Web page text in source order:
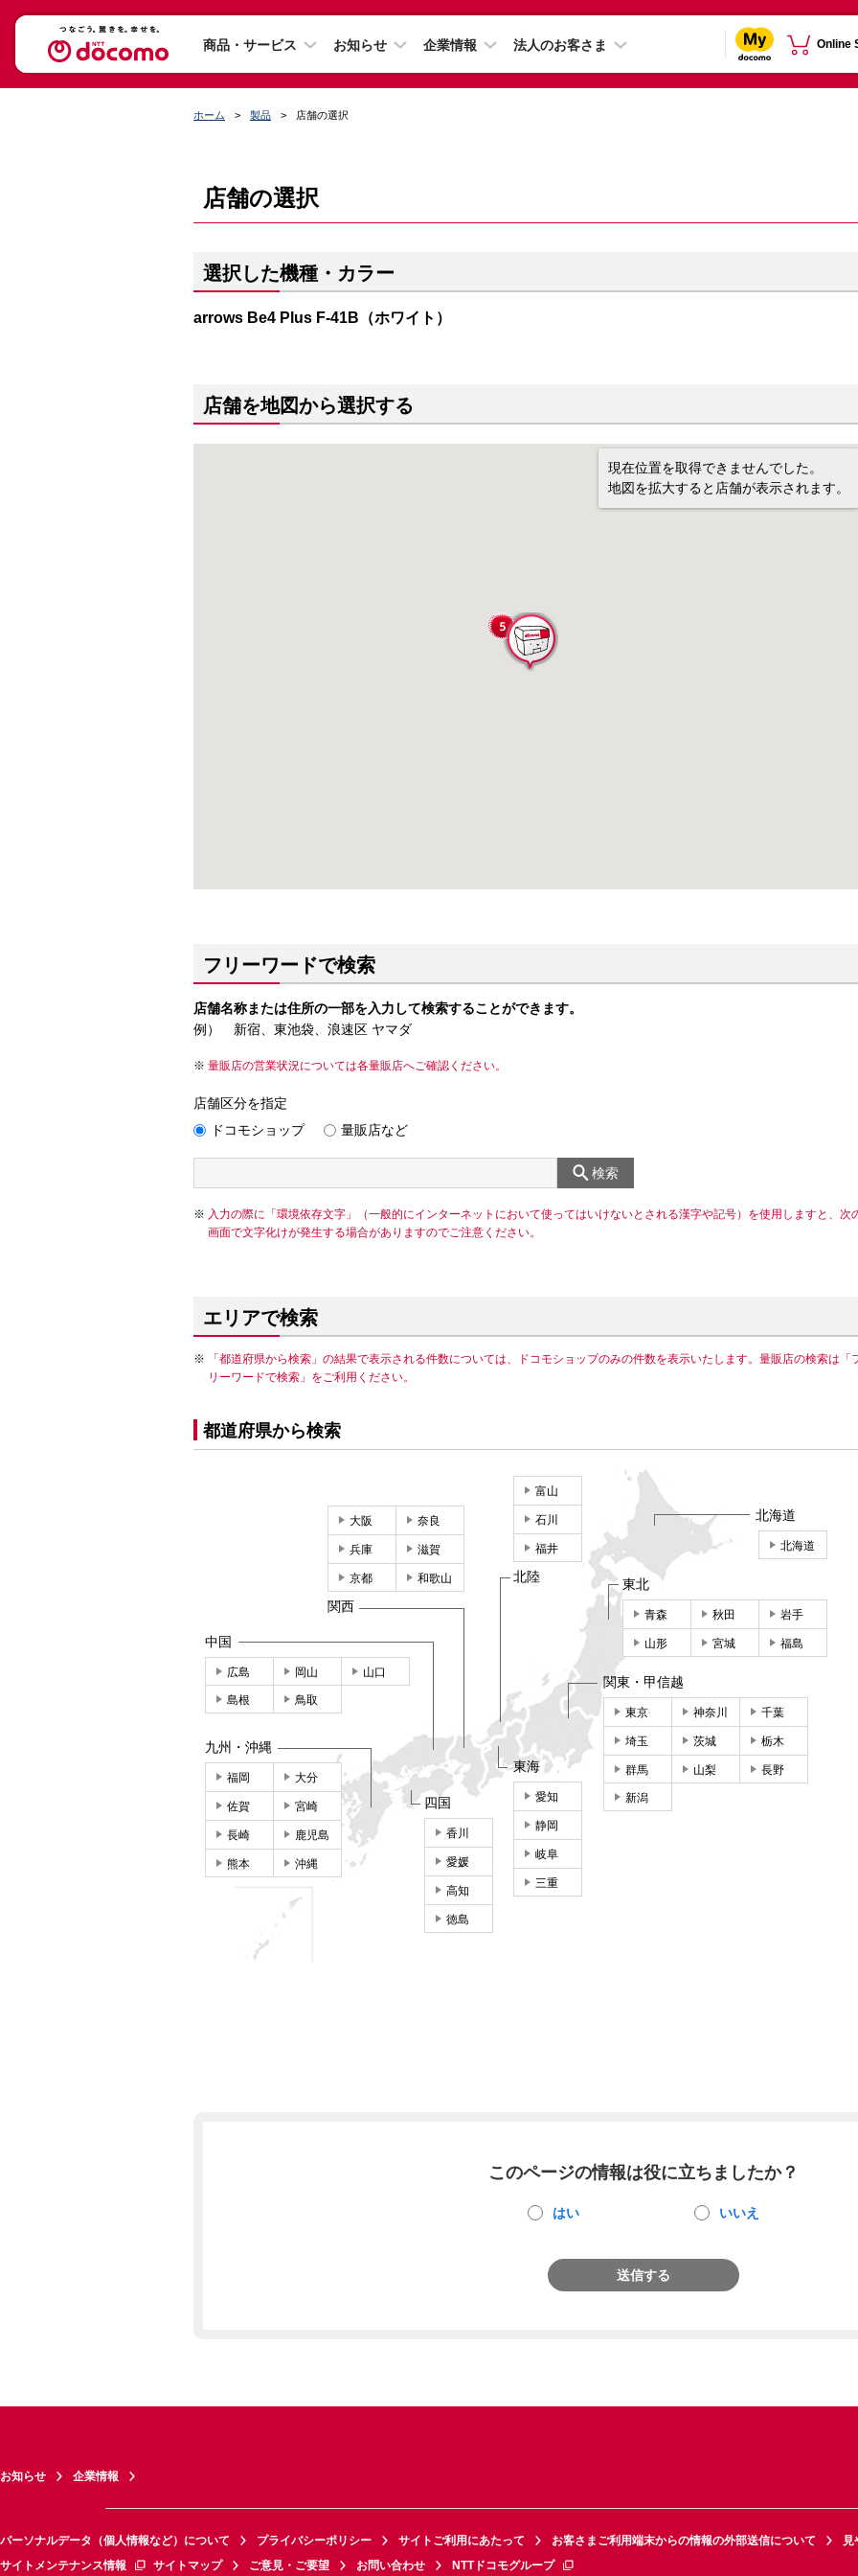
商品・サービス お知らせ 企業情報 法人のお客さま Online
ホーム 製品 店舗の選択
店舗の選択
選択した機種・カラー
arrows Be4 Plus F-41B（ホワイト）
店舗を地図から選択する
現在位置を取得できませんでした。
地図を拡大すると店舗が表示されます。
フリーワードで検索
店舗名称または住所の一部を入力して検索することができます。
例） 新宿、東池袋、浪速区 ヤマダ
量販店の営業状況については各量販店へご確認ください。
店舗区分を指定
ドコモショップ
量販店など
検索
入力の際に「環境依存文字」（一般的にインターネットにおいて使ってはいけないとされる漢字や記号）を使用しますと、次
画面で文字化けが発生する場合がありますのでご注意ください。
エリアで検索
「都道府県から検索」の結果で表示される件数については、ドコモショップのみの件数を表示いたします。量販店の検索は「
リーワードで検索」をご利用ください。
都道府県から検索
北海道
北海道
東北
青森 秋田 岩手
山形 宮城 福島
関東・甲信越
東京 神奈川 千葉
埼玉 茨城 栃木
群馬 山梨 長野
新潟
東海
愛知
静岡
岐阜
三重
富山
石川
福井
北陸
大阪 奈良
兵庫 滋賀
京都 和歌山
関西
中国
広島 岡山 山口
島根 鳥取
四国
香川
愛媛
高知
徳島
九州・沖縄
福岡 大分
佐賀 宮崎
長崎 鹿児島
熊本 沖縄
このページの情報は役に立ちましたか？
はい いいえ
送信する
お知らせ 企業情報
パーソナルデータ（個人情報など）について プライバシーポリシー サイトご利用にあたって お客さまご利用端末からの情報の外部送信について
見
サイトメンテナンス情報
サイトマップ ご意見・ご要望 お問い合わせ NTTドコモグループ